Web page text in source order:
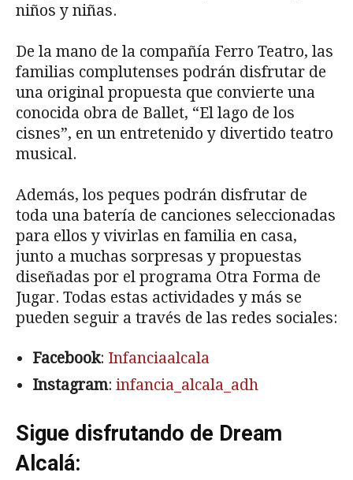
niños y niñas.
De la mano de la compañía Ferro Teatro, las
familias complutenses podrán disfrutar de
una original propuesta que convierte una
conocida obra de Ballet, “El lago de los
cisnes”, en un entretenido y divertido teatro
musical.
Además, los peques podrán disfrutar de
toda una batería de canciones seleccionadas
para ellos y vivirlas en familia en casa,
junto a muchas sorpresas y propuestas
diseñadas por el programa Otra Forma de
Jugar. Todas estas actividades y más se
pueden seguir a través de las redes sociales:
Facebook: Infanciaalcala
Instagram: infancia_alcala_adh
Sigue disfrutando de Dream
Alcalá: